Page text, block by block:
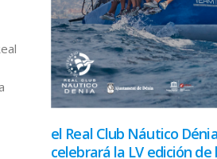
el Real Club Náutico
celebrará la LV edición de